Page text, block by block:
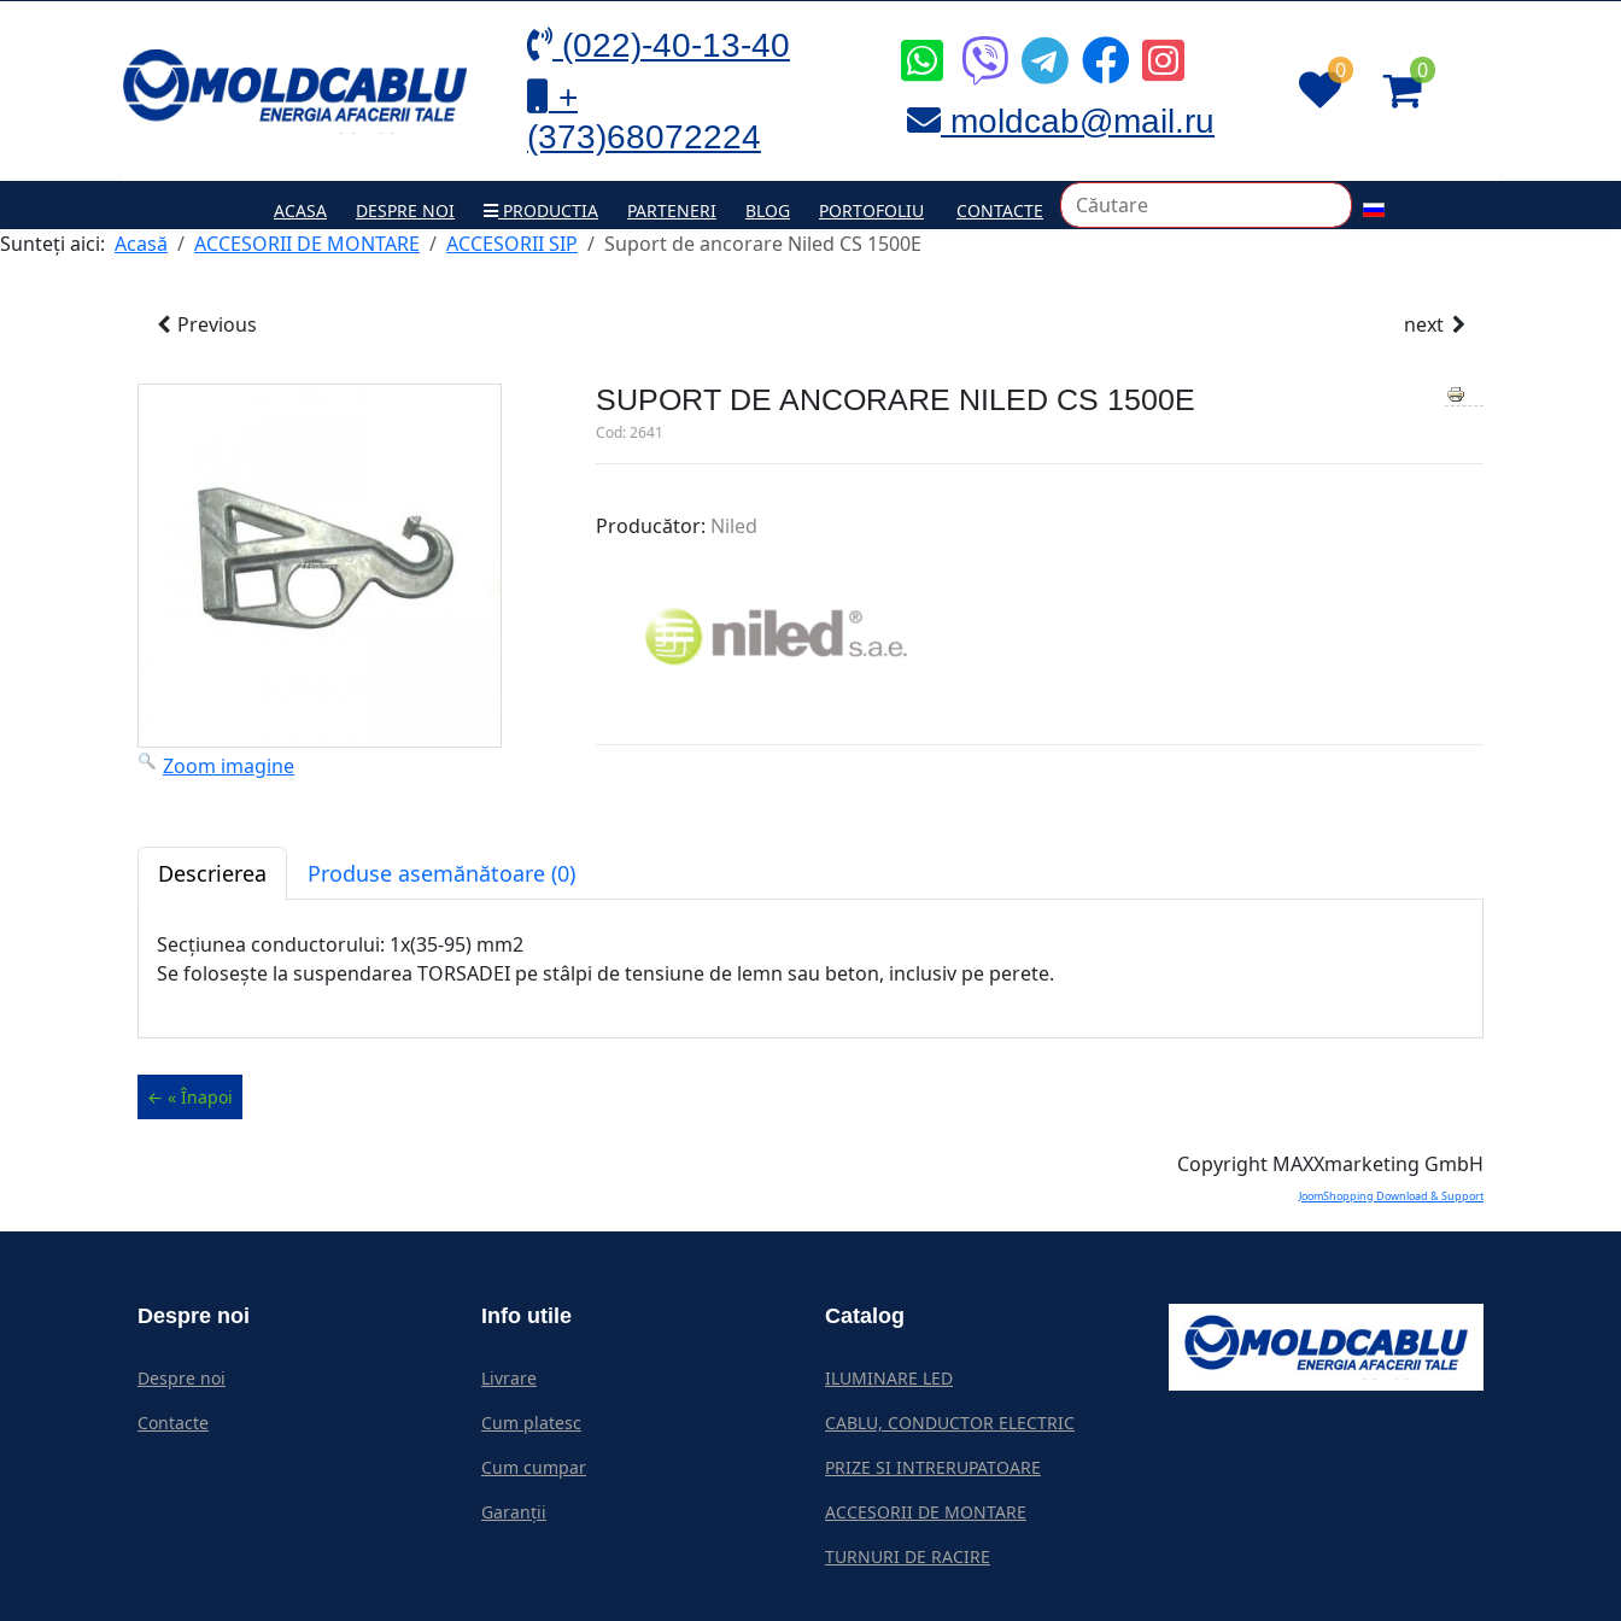
(022)-40-13-40
+
(373)68072224
moldcab@mail.ru
0 0
ACASA DESPRE NOI PRODUCTIA PARTENERI BLOG PORTOFOLIU CONTACTE
Sunteți aici: Acasă ACCESORII DE MONTARE ACCESORII SIP Suport de ancorare Niled CS 1500E
Previous next
Zoom imagine
SUPORT DE ANCORARE NILED CS 1500E
Cod:2641
Producător: Niled
Descrierea Produse asemănătoare (0)
Secțiunea conductorului: 1x(35-95) mm2
Se foloseşte la suspendarea TORSADEI pe stâlpi de tensiune de lemn sau beton, inclusiv pe perete.
Copyright MAXXmarketing GmbH
JoomShopping Download & Support
Despre noi
Despre noi
Contacte
Info utile
Livrare
Cum platesc
Cum cumpar
Garanții
Catalog
ILUMINARE LED
CABLU, CONDUCTOR ELECTRIC
PRIZE SI INTRERUPATOARE
ACCESORII DE MONTARE
TURNURI DE RACIRE